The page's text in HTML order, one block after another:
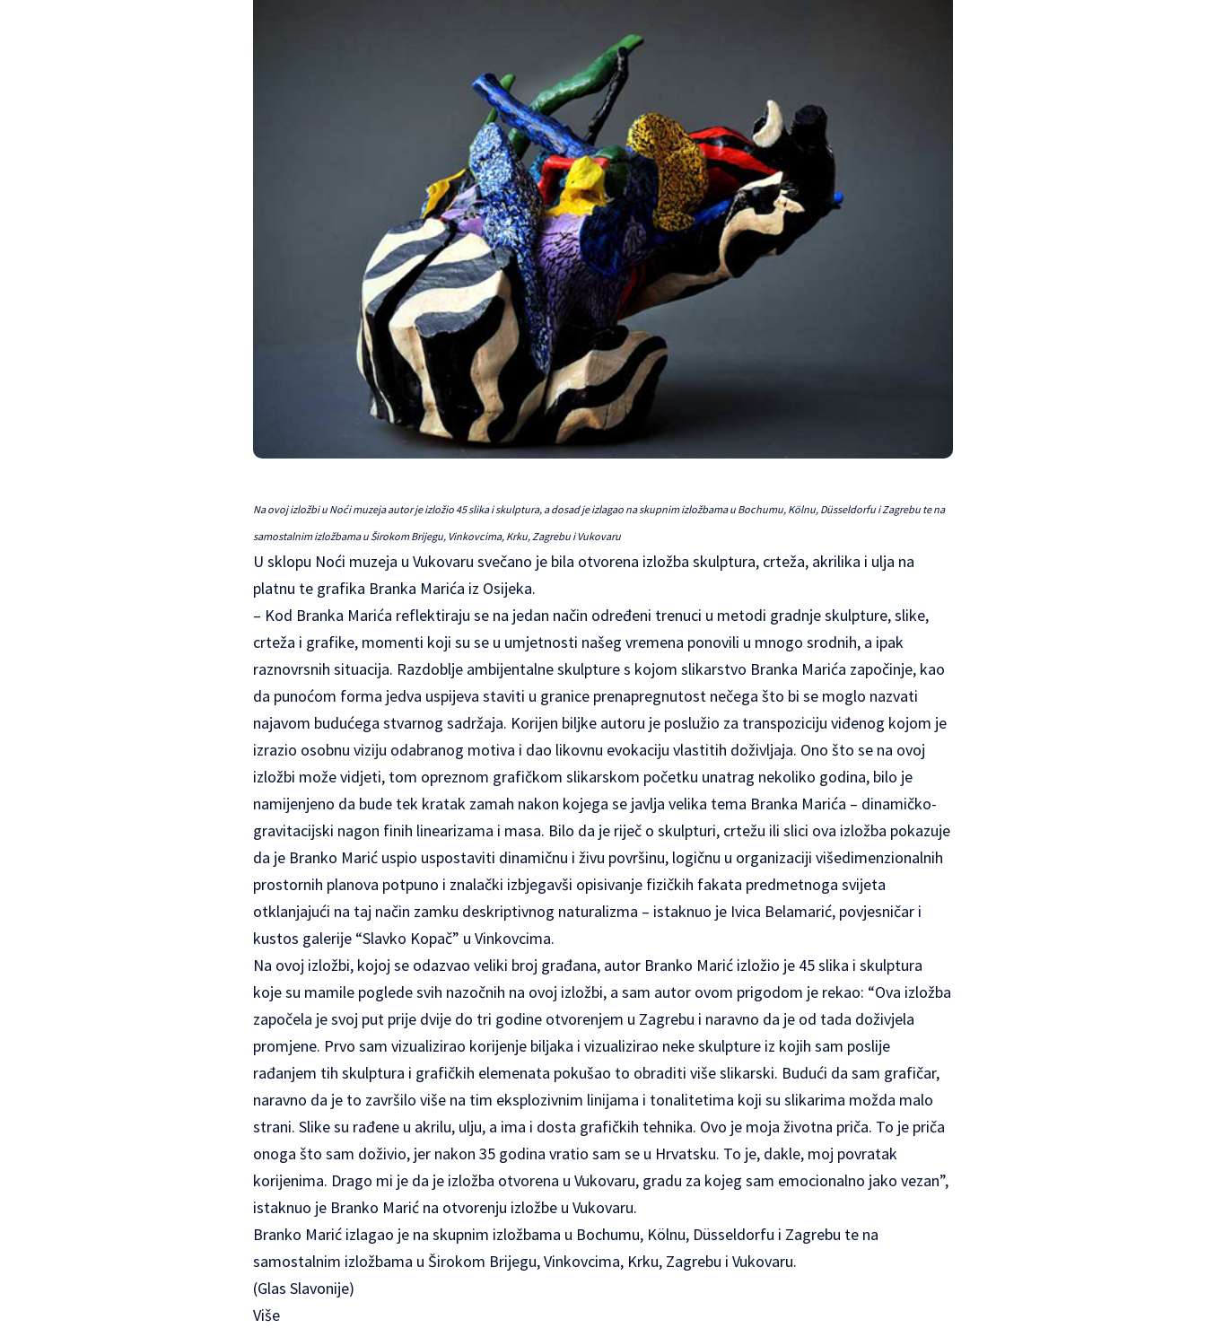
Na ovoj izložbi u Noći muzeja autor je izložio 45 slika i skulptura, a dosad je izlagao na skupnim izložbama u Bochumu, Kölnu, Düsseldorfu i Zagrebu te na
samostalnim izložbama u Širokom Brijegu, Vinkovcima, Krku, Zagrebu i Vukovaru
U sklopu Noći muzeja u Vukovaru svečano je bila otvorena izložba skulptura, crteža, akrilika i ulja na
platnu te grafika Branka Marića iz Osijeka.
– Kod Branka Marića reflektiraju se na jedan način određeni trenuci u metodi gradnje skulpture, slike,
crteža i grafike, momenti koji su se u umjetnosti našeg vremena ponovili u mnogo srodnih, a ipak
raznovrsnih situacija. Razdoblje ambijentalne skulpture s kojom slikarstvo Branka Marića započinje, kao
da punoćom forma jedva uspijeva staviti u granice prenapregnutost nečega što bi se moglo nazvati
najavom budućega stvarnog sadržaja. Korijen biljke autoru je poslužio za transpoziciju viđenog kojom je
izrazio osobnu viziju odabranog motiva i dao likovnu evokaciju vlastitih doživljaja. Ono što se na ovoj
izložbi može vidjeti, tom opreznom grafičkom slikarskom početku unatrag nekoliko godina, bilo je
namijenjeno da bude tek kratak zamah nakon kojega se javlja velika tema Branka Marića – dinamičko-
gravitacijski nagon finih linearizama i masa. Bilo da je riječ o skulpturi, crtežu ili slici ova izložba pokazuje
da je Branko Marić uspio uspostaviti dinamičnu i živu površinu, logičnu u organizaciji višedimenzionalnih
prostornih planova potpuno i znalački izbjegavši opisivanje fizičkih fakata predmetnoga svijeta
otklanjajući na taj način zamku deskriptivnog naturalizma – istaknuo je Ivica Belamarić, povjesničar i
kustos galerije “Slavko Kopač” u Vinkovcima.
Na ovoj izložbi, kojoj se odazvao veliki broj građana, autor Branko Marić izložio je 45 slika i skulptura
koje su mamile poglede svih nazočnih na ovoj izložbi, a sam autor ovom prigodom je rekao: “Ova izložba
započela je svoj put prije dvije do tri godine otvorenjem u Zagrebu i naravno da je od tada doživjela
promjene. Prvo sam vizualizirao korijenje biljaka i vizualizirao neke skulpture iz kojih sam poslije
rađanjem tih skulptura i grafičkih elemenata pokušao to obraditi više slikarski. Budući da sam grafičar,
naravno da je to završilo više na tim eksplozivnim linijama i tonalitetima koji su slikarima možda malo
strani. Slike su rađene u akrilu, ulju, a ima i dosta grafičkih tehnika. Ovo je moja životna priča. To je priča
onoga što sam doživio, jer nakon 35 godina vratio sam se u Hrvatsku. To je, dakle, moj povratak
korijenima. Drago mi je da je izložba otvorena u Vukovaru, gradu za kojeg sam emocionalno jako vezan”,
istaknuo je Branko Marić na otvorenju izložbe u Vukovaru.
Branko Marić izlagao je na skupnim izložbama u Bochumu, Kölnu, Düsseldorfu i Zagrebu te na
samostalnim izložbama u Širokom Brijegu, Vinkovcima, Krku, Zagrebu i Vukovaru.
(Glas Slavonije)
Više